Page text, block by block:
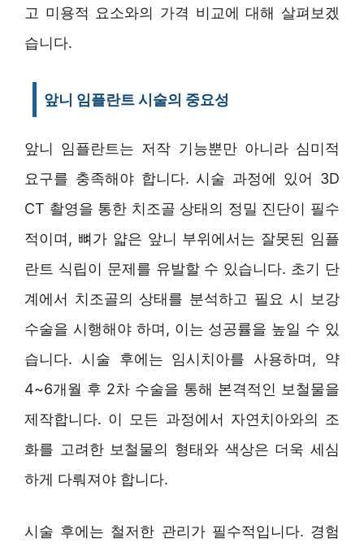
고 미용적 요소와의 가격 비교에 대해 살펴보겠
습니다.
앞니 임플란트 시술의 중요성
앞니 임플란트는 저작 기능뿐만 아니라 심미적
요구를 충족해야 합니다. 시술 과정에 있어 3D
CT 촬영을 통한 치조골 상태의 정밀 진단이 필수
적이며, 뼈가 얇은 앞니 부위에서는 잘못된 임플
란트 식립이 문제를 유발할 수 있습니다. 초기 단
계에서 치조골의 상태를 분석하고 필요 시 보강
수술을 시행해야 하며, 이는 성공률을 높일 수 있
습니다. 시술 후에는 임시치아를 사용하며, 약
4~6개월 후 2차 수술을 통해 본격적인 보철물을
제작합니다. 이 모든 과정에서 자연치아와의 조
화를 고려한 보철물의 형태와 색상은 더욱 세심
하게 다뤄져야 합니다.
시술 후에는 철저한 관리가 필수적입니다. 경험